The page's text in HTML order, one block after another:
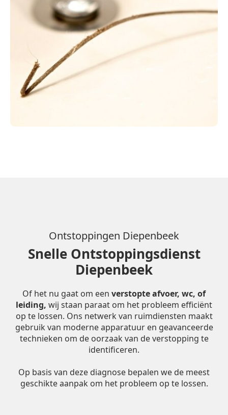
Ontstoppingen Diepenbeek
Snelle Ontstoppingsdienst
Diepenbeek
Of het nu gaat om een verstopte afvoer, wc, of
leiding, wij staan paraat om het probleem efficiënt
op te lossen. Ons netwerk van ruimdiensten maakt
gebruik van moderne apparatuur en geavanceerde
technieken om de oorzaak van de verstopping te
identificeren.
Op basis van deze diagnose bepalen we de meest
geschikte aanpak om het probleem op te lossen.